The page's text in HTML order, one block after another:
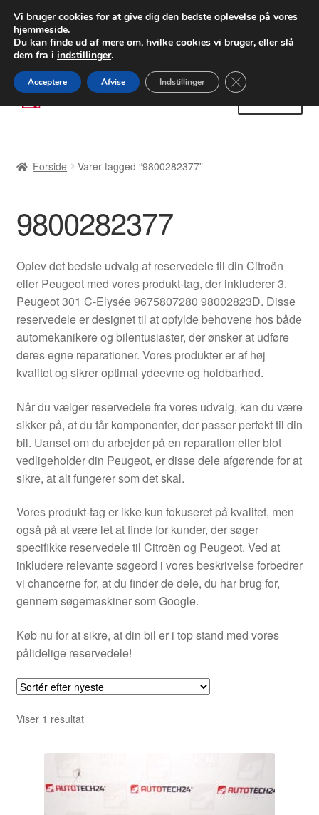
LEVERING fra 55 kr.
FEDEX verdensomspændende forsendelse
80 82 72 02
Spring
til
Spring
til
Betalinger
Kasse
Klageprocedure
Kontakte
Kurv
Levering
Min Konto
Om os
Privatlivspolitik
Vilkår og betingelser
Forside Varer tagged “9800282377”
9800282377
Oplev det bedste udvalg af reservedele til din Citroën
eller Peugeot med vores produkt-tag, der inkluderer 3.
Peugeot 301 C-Elysée 9675807280 98002823D. Disse
reservedele er designet til at opfylde behovene hos både
automekanikere og bilentusiaster, der ønsker at udføre
deres egne reparationer. Vores produkter er af høj
kvalitet og sikrer optimal ydeevne og holdbarhed.
Når du vælger reservedele fra vores udvalg, kan du være
sikker på, at du får komponenter, der passer perfekt til din
bil. Uanset om du arbejder på en reparation eller blot
vedligeholder din Peugeot, er disse dele afgørende for at
sikre, at alt fungerer som det skal.
Vores produkt-tag er ikke kun fokuseret på kvalitet, men
også på at være let at finde for kunder, der søger
specifikke reservedele til Citroën og Peugeot. Ved at
inkludere relevante søgeord i vores beskrivelse forbedrer
vi chancerne for, at du finder de dele, du har brug for,
gennem søgemaskiner som Google.
Køb nu for at sikre, at din bil er i top stand med vores
pålidelige reservedele!
Viser 1 resultat
Vi bruger cookies for at give dig den bedste oplevelse på vores
hjemmeside.
Du kan finde ud af mere om, hvilke cookies vi bruger, eller slå
dem fra i indstillinger.
Acceptere Afvise Indstillinger Close GDPR